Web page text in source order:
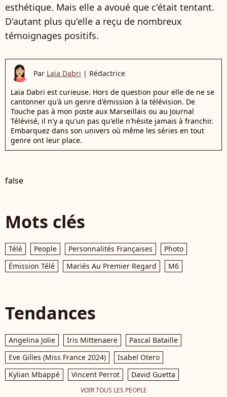
esthétique. Mais elle a avoué que c'était tentant.
D'autant plus qu'elle a reçu de nombreux
témoignages positifs.
Par Laïa Dabri | Rédactrice
Laïa Dabri est curieuse. Hors de question pour elle de ne se
cantonner qu'à un genre d'émission à la télévision. De
Touche pas à mon poste aux Marseillais ou au Journal
Télévisé, il n'y a qu'un pas qu'elle n'hésite jamais à franchir.
Embarquez dans son univers où même les séries en tout
genre ont leur place.
false
Mots clés
Télé People Personnalités Françaises
Photo
Émission Télé
Mariés Au Premier Regard M6
Tendances
Angelina Jolie Iris Mittenaere
Pascal Bataille
Eve Gilles (Miss France 2024)
Isabel Otero
Kylian Mbappé
Vincent Perrot David Guetta
VOIR TOUS LES PEOPLE